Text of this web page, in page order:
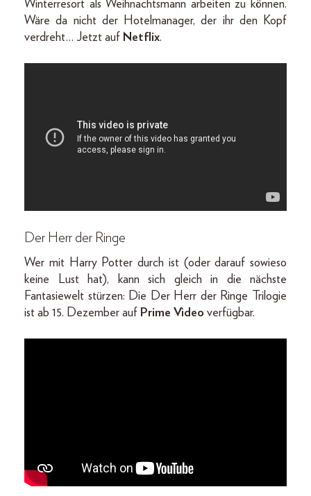
Winterresort als Weihnachtsmann arbeiten zu können.
Wäre da nicht der Hotelmanager, der ihr den Kopf
verdreht… Jetzt auf Netflix.
Der Herr der Ringe
Wer mit Harry Potter durch ist (oder darauf sowieso
keine Lust hat), kann sich gleich in die nächste
Fantasiewelt stürzen: Die Der Herr der Ringe Trilogie
ist ab 15. Dezember auf Prime Video verfügbar.